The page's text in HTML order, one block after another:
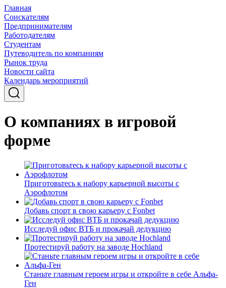
Главная
Соискателям
Предпринимателям
Работодателям
Студентам
Путеводитель по компаниям
Рынок труда
Новости сайта
Календарь мероприятий
О компаниях в игровой
форме
Приготовьтесь к набору карьерной высоты с
Аэрофлотом
Добавь спорт в свою карьеру с Fonbet
Исследуй офис ВТБ и прокачай дедукцию
Протестируй работу на заводе Hochland
Станьте главным героем игры и откройте в себе Альфа-
Ген